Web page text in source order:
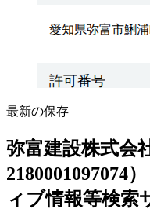
最新の保存
弥富建設株式会
2180001097074
ィブ情報等検索